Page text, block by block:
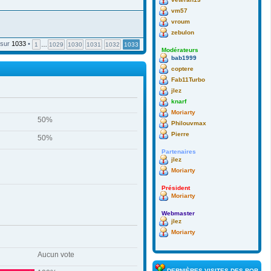
sur 1033 • 1 1029 1030 1031 1032 1033
50%
50%
Aucun vote
vm57
vroum
zebulon
Modérateurs
bab1999
coptere
Fab11Turbo
jlez
knarf
Moriarty
Philouvmax
Pierre
Partenaires
jlez
Moriarty
Président
Moriarty
Webmaster
jlez
Moriarty